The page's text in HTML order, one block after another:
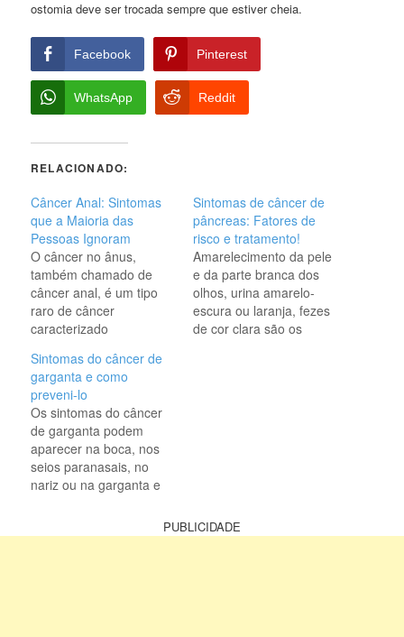
ostomia deve ser trocada sempre que estiver cheia.
Facebook Pinterest
WhatsApp Reddit
RELACIONADO:
Câncer Anal: Sintomas
que a Maioria das
Pessoas Ignoram
O câncer no ânus,
também chamado de
câncer anal, é um tipo
raro de câncer
caracterizado
sangramento e dor anal,
principalmente durante a
evacuação. Esse tipo de
câncer é mais frequente
em pessoas com mais
de 50 anos, que
praticam sexo anal ou
que estão infectados
Sintomas de câncer de
pâncreas: Fatores de
risco e tratamento!
Amarelecimento da pele
e da parte branca dos
olhos, urina amarelo-
escura ou laranja, fezes
de cor clara são os
Sintomas do câncer de
garganta e como
preveni-lo
Os sintomas do câncer
de garganta podem
aparecer na boca, nos
seios paranasais, no
nariz ou na garganta e
que não cicatriza, dor de
garganta persistente,
PUBLICIDADE